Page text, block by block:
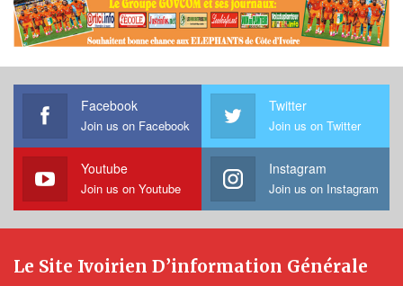
Facebook
Join us on Facebook
Twitter
Join us on Twitter
Youtube
Join us on Youtube
Instagram
Join us on Instagram
Le Site Ivoirien D’information Générale